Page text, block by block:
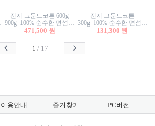
전지 그문드코튼 600g
900g_100% 순수한 면섬유
로 만든 친환경프리미엄
471,500 원
전지 그문드코튼
300g_100% 순수한 면섬유
로 만든 친환경프리미엄
131,300 원
1 / 17
이용안내 즐겨찾기 PC버전